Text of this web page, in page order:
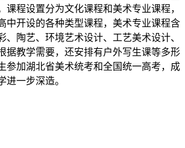
课程设置分为文化课程和美术专业课程，
中开设的各种类型课程，美术专业课程含
、陶艺、环境艺术设计、工艺美术设计、
据教学需要，还安排有户外写生课等多形
参加湖北省美术统考和全国统一高考，成
进一步深造。